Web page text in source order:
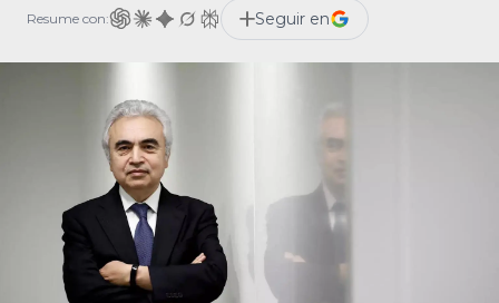
Resume con: Seguir en